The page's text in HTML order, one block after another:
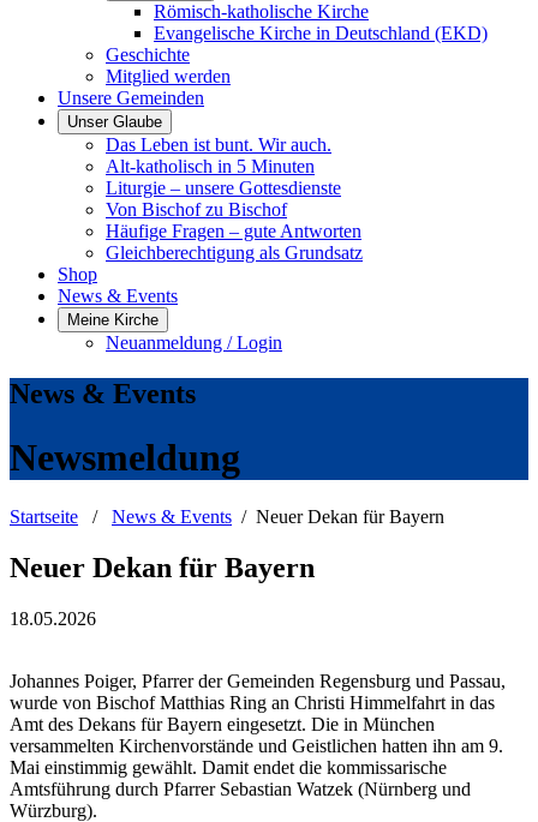
Römisch-katholische Kirche
Evangelische Kirche in Deutschland (EKD)
Geschichte
Mitglied werden
Unsere Gemeinden
Unser Glaube
Das Leben ist bunt. Wir auch.
Alt-katholisch in 5 Minuten
Liturgie – unsere Gottesdienste
Von Bischof zu Bischof
Häufige Fragen – gute Antworten
Gleichberechtigung als Grundsatz
Shop
News & Events
Meine Kirche
Neuanmeldung / Login
News & Events
Newsmeldung
Startseite / News & Events / Neuer Dekan für Bayern
Neuer Dekan für Bayern
18.05.2026
Johannes Poiger, Pfarrer der Gemeinden Regensburg und Passau,
wurde von Bischof Matthias Ring an Christi Himmelfahrt in das
Amt des Dekans für Bayern eingesetzt. Die in München
versammelten Kirchenvorstände und Geistlichen hatten ihn am 9.
Mai einstimmig gewählt. Damit endet die kommissarische
Amtsführung durch Pfarrer Sebastian Watzek (Nürnberg und
Würzburg).